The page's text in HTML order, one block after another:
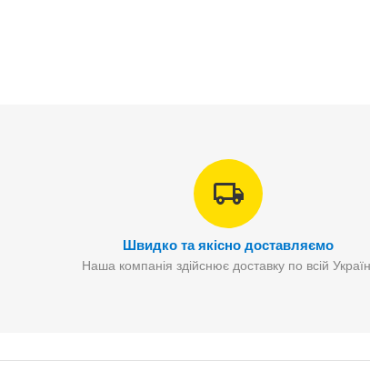
Швидко та якісно доставляємо
Наша компанія здійснює доставку по всій